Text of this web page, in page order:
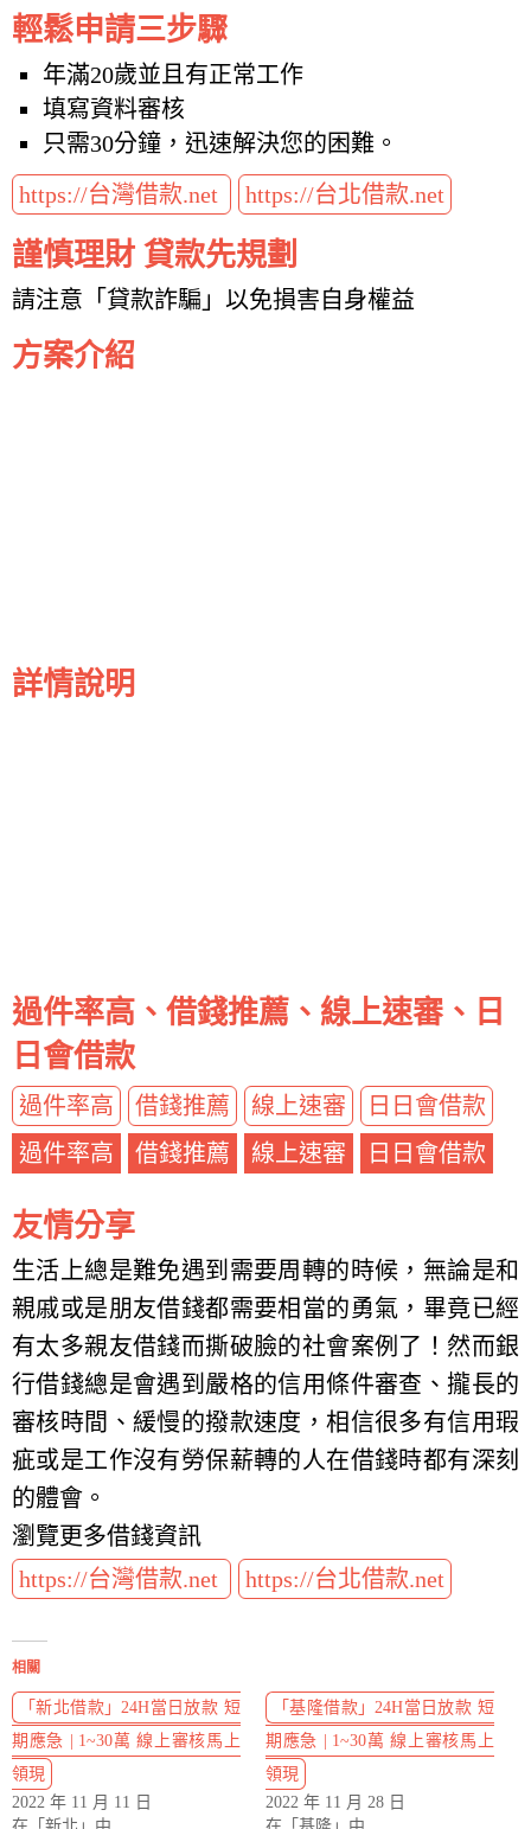
輕鬆申請三步驟
年滿20歲並且有正常工作
填寫資料審核
只需30分鐘，迅速解決您的困難。
https://台灣借款.net
https://台北借款.net
謹慎理財 貸款先規劃
請注意「貸款詐騙」以免損害自身權益
方案介紹
詳情說明
過件率高、借錢推薦、線上速審、日
日會借款
過件率高 借錢推薦 線上速審
日日會借款
過件率高
借錢推薦 線上速審 日日會借款
友情分享
生活上總是難免遇到需要周轉的時候，無論是和
親戚或是朋友借錢都需要相當的勇氣，畢竟已經
有太多親友借錢而撕破臉的社會案例了！然而銀
行借錢總是會遇到嚴格的信用條件審查、攏長的
審核時間、緩慢的撥款速度，相信很多有信用瑕
疵或是工作沒有勞保薪轉的人在借錢時都有深刻
的體會。
瀏覽更多借錢資訊
https://台灣借款.net
https://台北借款.net
相關
「新北借款」24H當日放款 短
期應急 | 1~30萬 線上審核馬上
領現
2022 年 11 月 11 日
「基隆借款」24H當日放款 短
期應急 | 1~30萬 線上審核馬上
領現
2022 年 11 月 28 日